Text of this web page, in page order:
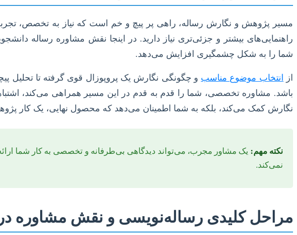
مسیر پژوهش و نگارش رساله، راهی پر پیچ و خم است که نیاز به تخصص،
راهنمایی‌های بیشتر و جزئی‌تری نیاز دارید. در اینجا نقش مشاوره رساله
شما را به شکل چشمگیری افزایش می‌دهد.
از انتخاب موضوع مناسب و چگونگی نگارش یک پروپوزال قوی گرفته تا تحلیل
باشد. مشاوره تخصصی، شما را قدم به قدم در این مسیر همراهی می‌کند،
نگارش کمک می‌کند، بلکه به شما اطمینان می‌دهد که محصول نهایی، یک کار
نکته مهم: یک مشاور مجرب، می‌تواند دیدگاهی بی‌طرفانه و تخصصی به کار شما ارائه
نمی‌کند.
مراحل کلیدی رساله‌نویسی و نقش مشاوره